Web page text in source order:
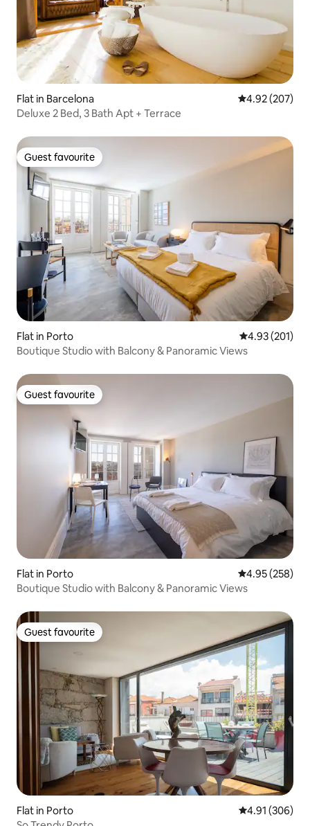
Flat in Barcelona 4.92 out of 5
4.92 (207)
Deluxe 2 Bed, 3 Bath Apt + Terrace
Guest favourite
Guest favourite
Flat in Porto 4.93 out of 5
4.93 (201)
Boutique Studio with Balcony & Panoramic Views
Guest favourite
Guest favourite
Flat in Porto 4.95 out of 5
4.95 (258)
Boutique Studio with Balcony & Panoramic Views
Guest favourite
Guest favourite
Flat in Porto 4.91 out of 5
4.91 (306)